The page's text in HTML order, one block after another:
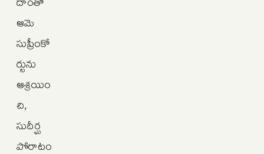
ఆమె
సుప్రీంకో
ర్టును
ఆశ్రయిం
చి,
సుదీర్ఘ
పోరాటం